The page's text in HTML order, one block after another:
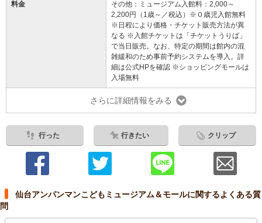
料金
その他：ミュージアム入館料：2,000～
2,200円（1歳～／税込）※０歳児入館無料
※日程により価格・チケット販売方法が異
なる ※入館チケットは「チケットうりば」
で当日販売。なお、特定の期間は館内の混
雑緩和のため事前予約システムを導入。詳
細は公式HPを確認 ※ショッピングモールは
入場無料
さらに詳細情報をみる
行った 行きたい クリップ
仙台アンパンマンこどもミュージアム＆モールに関するよくある質
問